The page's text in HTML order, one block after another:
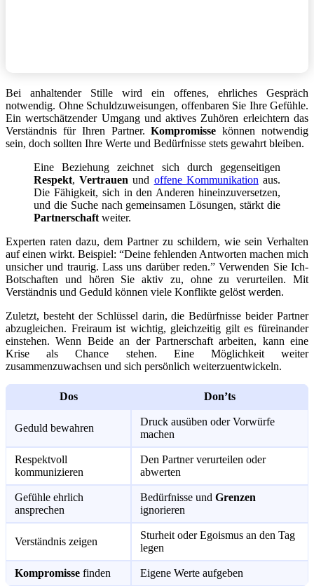
Bei anhaltender Stille wird ein offenes, ehrliches Gespräch
notwendig. Ohne Schuldzuweisungen, offenbaren Sie Ihre Gefühle.
Ein wertschätzender Umgang und aktives Zuhören erleichtern das
Verständnis für Ihren Partner.Kompromisse können notwendig
sein, doch sollten Ihre Werte und Bedürfnisse stets gewahrt bleiben.
Eine Beziehung zeichnet sich durch gegenseitigen
Respekt,Vertrauen und offene Kommunikation aus.
Die Fähigkeit, sich in den Anderen hineinzuversetzen,
und die Suche nach gemeinsamen Lösungen, stärkt die
Partnerschaft weiter.
Experten raten dazu, dem Partner zu schildern, wie sein Verhalten
auf einen wirkt. Beispiel: “Deine fehlenden Antworten machen mich
unsicher und traurig. Lass uns darüber reden.” Verwenden Sie Ich-
Botschaften und hören Sie aktiv zu, ohne zu verurteilen. Mit
Verständnis und Geduld können viele Konflikte gelöst werden.
Zuletzt, besteht der Schlüssel darin, die Bedürfnisse beider Partner
abzugleichen. Freiraum ist wichtig, gleichzeitig gilt es füreinander
einstehen. Wenn Beide an der Partnerschaft arbeiten, kann eine
Krise als Chance stehen. Eine Möglichkeit weiter
zusammenzuwachsen und sich persönlich weiterzuentwickeln.
Dos Don’ts
Geduld bewahren
Druck ausüben oder Vorwürfe
machen
Respektvoll
kommunizieren
Den Partner verurteilen oder
abwerten
Gefühle ehrlich
ansprechen
Bedürfnisse und Grenzen
ignorieren
Verständnis zeigen
Sturheit oder Egoismus an den Tag
legen
Kompromisse finden Eigene Werte aufgeben